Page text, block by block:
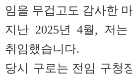
임을 무겁고도 감사한
지난 2025년 4월, 저
취임했습니다.
당시 구로는 전임 구청